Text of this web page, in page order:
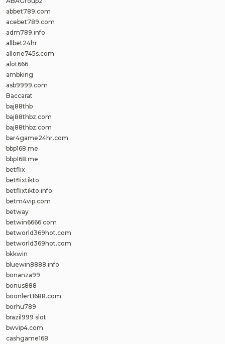
abbet789.com
acebet789.com
adm789.info
allbet24hr
allone745s.com
alot666
ambking
asb9999.com
Baccarat
baj88thb
baj88thbz.com
baj88thbz.com
bar4game24hr.com
bbp168.me
bbp168.me
betflix
betflixtikto
betflixtikto.info
betm4vip.com
betway
betwin6666.com
betworld369hot.com
betworld369hot.com
bkkwin
bluewin8888.info
bonanza99
bonus888
boonlert1688.com
borhu789
brazil999 slot
bwvip4.com
cashgame168